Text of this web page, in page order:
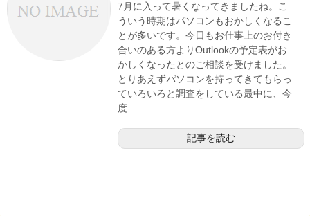
7月に入って暑くなってきましたね。こ
ういう時期はパソコンもおかしくなるこ
とが多いです。今日もお仕事上のお付き
合いのある方よりOutlookの予定表がお
かしくなったとのご相談を受けました。
とりあえずパソコンを持ってきてもらっ
ていろいろと調査をしている最中に、今
度...
記事を読む